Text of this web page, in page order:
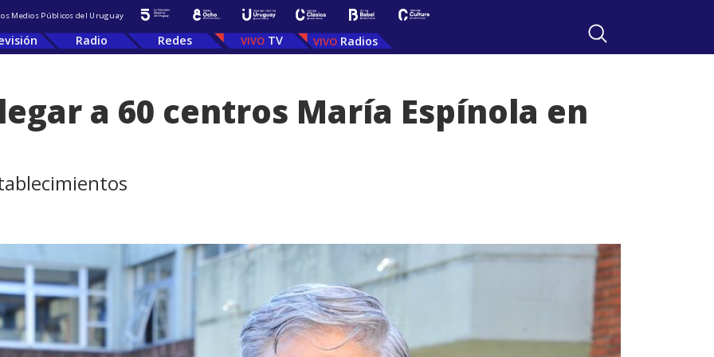
Medios Públicos del Uruguay
Radio Redes TV Radios
a 60 centros María Espínola en